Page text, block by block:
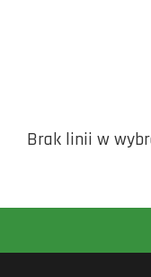
Brak linii w